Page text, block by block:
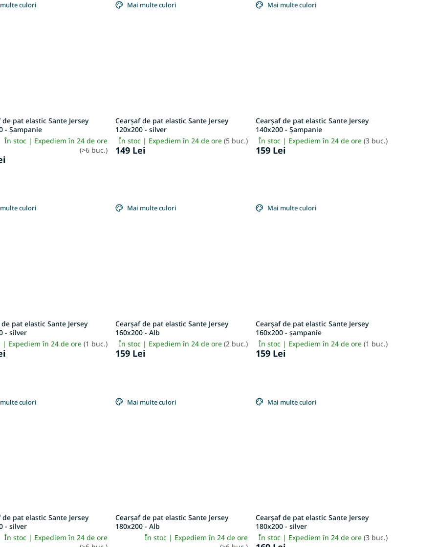
culori
de pat elastic Sante Jersey
- Șampanie
În stoc | Expediem în 24 de ore
(>6 buc.)
Mai multe culori
Cearșaf de pat elastic Sante Jersey
120x200 - silver
În stoc | Expediem în 24 de ore (5 buc.)
149 Lei
Mai multe culori
Cearșaf de pat elastic Sante Jersey
140x200 - Șampanie
În stoc | Expediem în 24 de ore (3 buc.)
159 Lei
culori
pat elastic Sante Jersey
- silver
| Expediem în 24 de ore(1 buc.)
Mai multe culori
Cearșaf de pat elastic Sante Jersey
160x200 - Alb
În stoc | Expediem în 24 de ore (2 buc.)
159 Lei
Mai multe culori
Cearșaf de pat elastic Sante Jersey
160x200 - șampanie
În stoc | Expediem în 24 de ore (1 buc.)
159 Lei
culori
de pat elastic Sante Jersey
- silver
În stoc | Expediem în 24 de ore
Mai multe culori
Cearșaf de pat elastic Sante Jersey
180x200 - Alb
În stoc | Expediem în 24 de ore
Mai multe culori
Cearșaf de pat elastic Sante Jersey
180x200 - silver
În stoc | Expediem în 24 de ore (3 buc.)